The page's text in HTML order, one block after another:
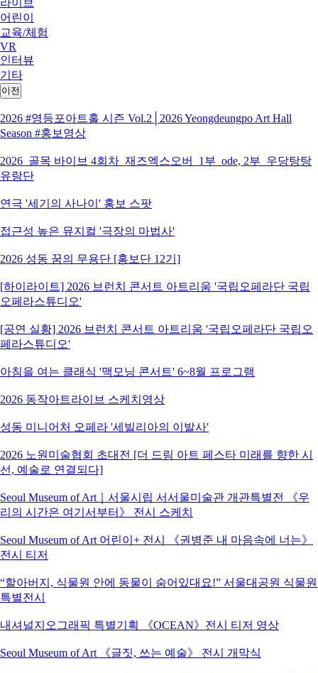
라이브
어린이
교육/체험
VR
인터뷰
기타
이전
2026 #영등포아트홀 시즌 Vol.2│2026 Yeongdeungpo Art Hall
Season #홍보영상
2026_골목 바이브 4회차_재즈엑스오버_1부_ode, 2부_우당탕탕
유랑단
연극 '세기의 사나이' 홍보 스팟
접근성 높은 뮤지컬 '극장의 마법사'
2026 성동 꿈의 무용단 [홍보단 12기]
[하이라이트] 2026 브런치 콘서트 아트리움 '국립오페라단 국립
오페라스튜디오'
[공연 실황] 2026 브런치 콘서트 아트리움 '국립오페라단 국립오
페라스튜디오'
아침을 여는 클래식 '맥모닝 콘서트' 6~8월 프로그램
2026 동작아트라이브 스케치영상
성동 미니어처 오페라 '세빌리아의 이발사'
2026 노원미술협회 초대전 [더 드림 아트 페스타 미래를 향한 시
선, 예술로 연결되다]
Seoul Museum of Art｜서울시립 서서울미술관 개관특별전 《우
리의 시간은 여기서부터》 전시 스케치
Seoul Museum of Art 어린이+ 전시 《권병준 내 마음속에 너는》
전시 티저
“할아버지, 식물원 안에 동물이 숨어있대요!” 서울대공원 식물원
특별전시
내셔널지오그래픽 특별기획 《OCEAN》전시 티저 영상
Seoul Museum of Art 《글짓, 쓰는 예술》 전시 개막식